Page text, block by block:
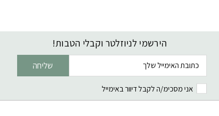
הירשמי לניוזלטר וקבלי הטבות!
שליחה
אני מסכימ/ה לקבל דיוור באימייל